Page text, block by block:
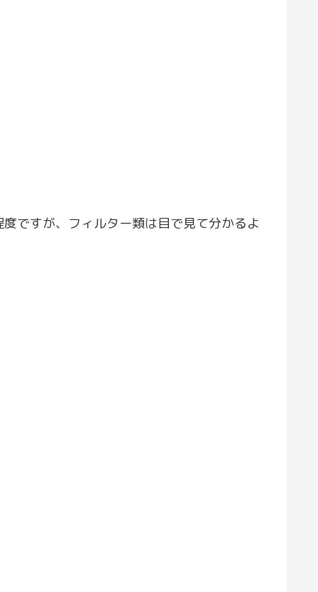
ですが、フィルター類は目で見て分かるよ